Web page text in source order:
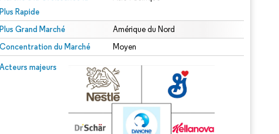
Plus Rapide
Plus Grand Marché Amérique du Nord
Concentration du Marché Moyen
Acteurs majeurs
Image © Mordor Intelligence. La réutilisation nécessite une attribution sous CC BY 4.0.